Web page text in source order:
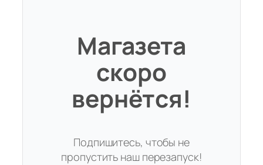
Магазета
скоро
вернётся!
Подпишитесь, чтобы не
пропустить наш перезапуск!